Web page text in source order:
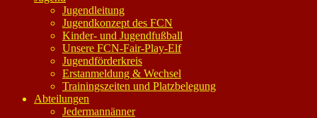
Jugendleitung
Jugendkonzept des FCN
Kinder- und Jugendfußball
Unsere FCN-Fair-Play-Elf
Jugendförderkreis
Erstanmeldung & Wechsel
Trainingszeiten und Platzbelegung
Abteilungen
Jedermannänner